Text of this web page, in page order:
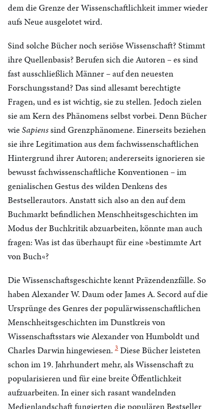
dem die Grenze der Wissenschaftlichkeit immer wieder
aufs Neue ausgelotet wird.
Sind solche Bücher noch seriöse Wissenschaft? Stimmt
ihre Quellenbasis? Berufen sich die Autoren – es sind
fast ausschließlich Männer – auf den neuesten
Forschungsstand? Das sind allesamt berechtigte
Fragen, und es ist wichtig, sie zu stellen. Jedoch zielen
sie am Kern des Phänomens selbst vorbei. Denn Bücher
wieSapienssind Grenzphänomene. Einerseits beziehen
sie ihre Legitimation aus dem fachwissenschaftlichen
Hintergrund ihrer Autoren; andererseits ignorieren sie
bewusst fachwissenschaftliche Konventionen – im
genialischen Gestus des wilden Denkens des
Bestsellerautors. Anstatt sich also an den auf dem
Buchmarkt befindlichen Menschheitsgeschichten im
Modus der Buchkritik abzuarbeiten, könnte man auch
fragen: Was ist das überhaupt für eine »bestimmte Art
von Buch«?
Die Wissenschaftsgeschichte kennt Präzendenzfälle. So
haben Alexander W. Daum oder James A. Secord auf die
Ursprünge des Genres der populärwissenschaftlichen
Menschheitsgeschichten im Dunstkreis von
Wissenschaftsstars wie Alexander von Humboldt und
Charles Darwin hingewiesen. 3 Diese Bücher leisteten
schon im 19. Jahrhundert mehr, als Wissenschaft zu
popularisieren und für eine breite Öffentlichkeit
aufzuarbeiten. In einer sich rasant wandelnden
Medienlandschaft fungierten die populären Bestseller